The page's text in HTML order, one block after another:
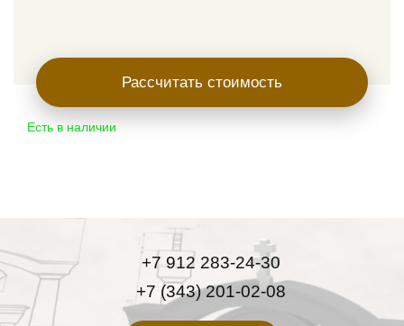
Есть в наличии
Рассчитать стоимость
+7 912 283-24-30
+7 (343) 201-02-08